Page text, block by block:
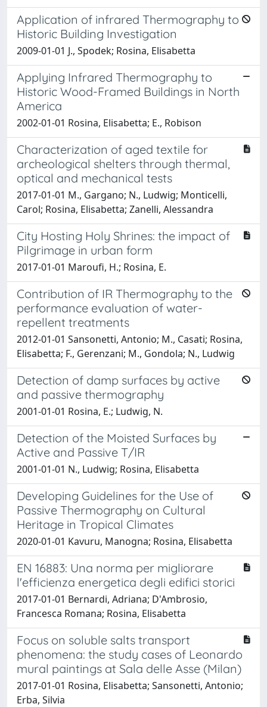
Application of infrared Thermography to
Historic Building Investigation
2009-01-01 J., Spodek; Rosina, Elisabetta
Applying Infrared Thermography to
Historic Wood-Framed Buildings in North
America
2002-01-01 Rosina, Elisabetta; E., Robison
Characterization of aged textile for
archeological shelters through thermal,
optical and mechanical tests
2017-01-01 M., Gargano; N., Ludwig; Monticelli,
Carol; Rosina, Elisabetta; Zanelli, Alessandra
City Hosting Holy Shrines: the impact of
Pilgrimage in urban form
2017-01-01 Maroufi, H.; Rosina, E.
Contribution of IR Thermography to the
performance evaluation of water-
repellent treatments
2012-01-01 Sansonetti, Antonio; M., Casati; Rosina,
Elisabetta; F., Gerenzani; M., Gondola; N., Ludwig
Detection of damp surfaces by active
and passive thermography
2001-01-01 Rosina, E.; Ludwig, N.
Detection of the Moisted Surfaces by
Active and Passive T/IR
2001-01-01 N., Ludwig; Rosina, Elisabetta
Developing Guidelines for the Use of
Passive Thermography on Cultural
Heritage in Tropical Climates
2020-01-01 Kavuru, Manogna; Rosina, Elisabetta
EN 16883: Una norma per migliorare
l'efficienza energetica degli edifici storici
2017-01-01 Bernardi, Adriana; D'Ambrosio,
Francesca Romana; Rosina, Elisabetta
Focus on soluble salts transport
phenomena: the study cases of Leonardo
mural paintings at Sala delle Asse (Milan)
2017-01-01 Rosina, Elisabetta; Sansonetti, Antonio;
Erba, Silvia